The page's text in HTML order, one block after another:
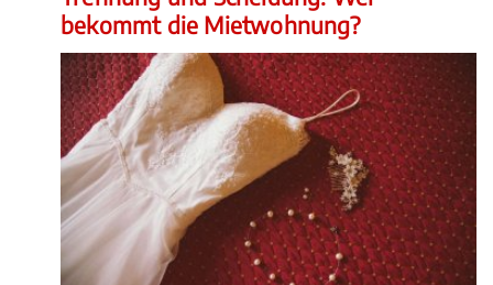
bekommt die Mietwohnung?